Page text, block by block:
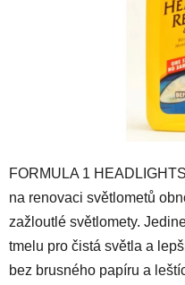
FORMULA 1
na renovaci světlometů
zažloutlé světlomety.
tmelu pro čistá světla a
bez brusného papíru a